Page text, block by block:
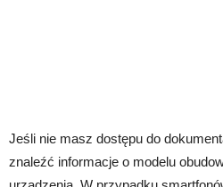
Jeśli nie masz dostępu do
znaleźć informacje o modelu